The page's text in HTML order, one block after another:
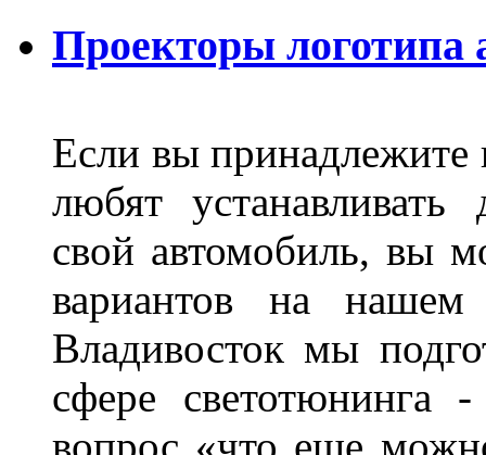
Проекторы логотипа
Если вы принадлежите
любят устанавливать
свой автомобиль, вы
вариантов на
Владивосток мы
сфере светотюнинга